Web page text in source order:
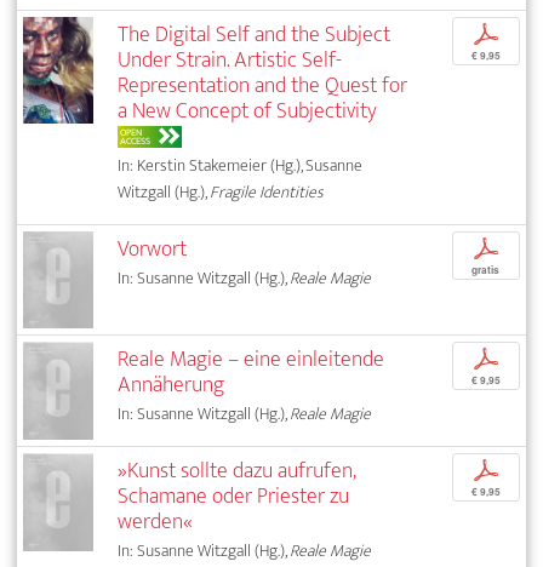
The Digital Self and the Subject
Under Strain. Artistic Self-
Representation and the Quest for
a New Concept of Subjectivity
OPEN
ACCESS
In: Kerstin Stakemeier (Hg.), Susanne
Witzgall (Hg.),Fragile Identities
p
€ 9,95
Vorwort
In: Susanne Witzgall (Hg.),Reale Magie
p
gratis
Reale Magie – eine einleitende
Annäherung
In: Susanne Witzgall (Hg.),Reale Magie
p
€ 9,95
»Kunst sollte dazu aufrufen,
Schamane oder Priester zu
werden«
In: Susanne Witzgall (Hg.),Reale Magie
p
€ 9,95